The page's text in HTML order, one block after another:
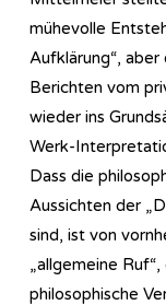
mühevolle
Aufklärung“,
Berichten vom
wieder ins
Werk-
Dass die
Aussichten der
sind, ist von
„allgemeine
philosophische